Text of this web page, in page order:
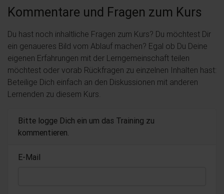
Kommentare und Fragen zum Kurs
Du hast noch inhaltliche Fragen zum Kurs? Du möchtest Dir
ein genaueres Bild vom Ablauf machen? Egal ob Du Deine
eigenen Erfahrungen mit der Lerngemeinschaft teilen
möchtest oder vorab Rückfragen zu einzelnen Inhalten hast:
Beteilige Dich einfach an den Diskussionen mit anderen
Lernenden zu diesem Kurs.
Bitte logge Dich ein um das Training zu
kommentieren.
E-Mail